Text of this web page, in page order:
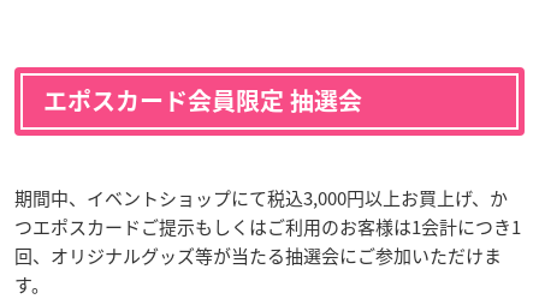
エポスカード会員限定 抽選会
期間中、イベントショップにて税込3,000円以上お買上げ、か
つエポスカードご提示もしくはご利用のお客様は1会計につき1
回、オリジナルグッズ等が当たる抽選会にご参加いただけま
す。